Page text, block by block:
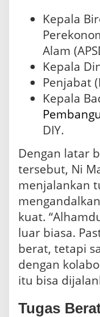
Kepala
Alam
Kepala
Penjabat
DIY.
Dengan latar
tersebut, Ni
menjalankan
mengandalkan
kuat.
luar biasa.
berat, tetapi
dengan
itu bisa
Tugas